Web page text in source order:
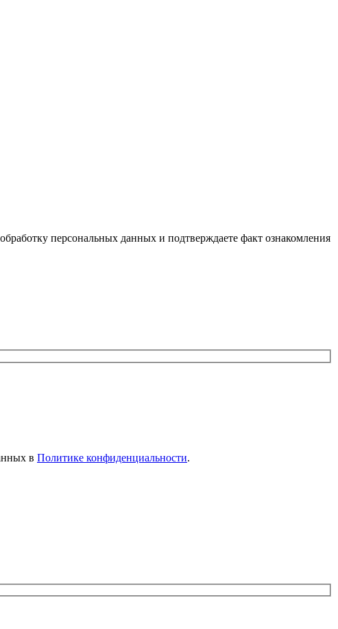
персональных данных и подтверждаете факт ознакомления
в Политике конфиденциальности.